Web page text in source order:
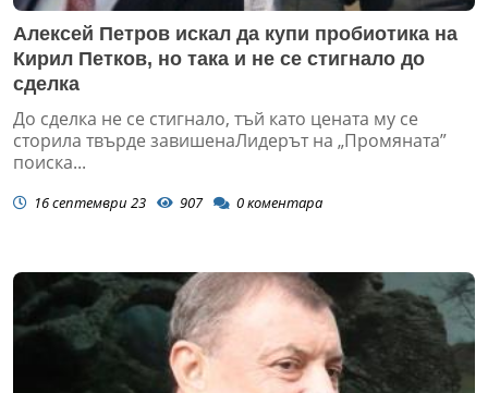
Алексей Петров искал да купи пробиотика на
Кирил Петков, но така и не се стигнало до
сделка
До сделка не се стигнало, тъй като цената му се
сторила твърде завишенаЛидерът на „Промяната”
поиска...
16 септември 23 907 0коментара